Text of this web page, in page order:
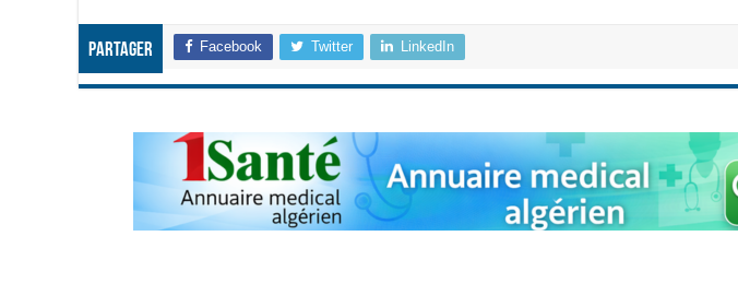
Partager Facebook Twitter LinkedIn